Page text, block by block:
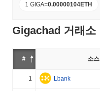
1 GIGA=0.00000104ETH
Gigachad 거래소
# 소스
1 Lbank